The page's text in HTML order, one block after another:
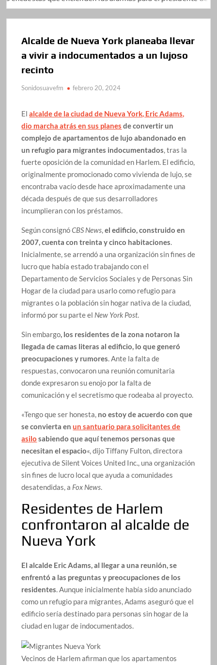
Alcalde de Nueva York planeaba llevar
a vivir a indocumentados a un lujoso
recinto
Sonidosuavefm febrero 20, 2024
Elalcalde de la ciudad de Nueva York, Eric Adams,
dio marcha atrás en sus planes de convertir un
complejo de apartamentos de lujo abandonado en
un refugio para migrantes indocumentados, tras la
fuerte oposición de la comunidad en Harlem. El edificio,
originalmente promocionado como vivienda de lujo, se
encontraba vacío desde hace aproximadamente una
década después de que sus desarrolladores
incumplieran con los préstamos.
Según consignóCBS News,el edificio, construido en
2007, cuenta con treinta y cinco habitaciones.
Inicialmente, se arrendó a una organización sin fines de
lucro que había estado trabajando con el
Departamento de Servicios Sociales y de Personas Sin
Hogar de la ciudad para usarlo como refugio para
migrantes o la población sin hogar nativa de la ciudad,
informó por su parte el New York Post.
Sin embargo, los residentes de la zona notaron la
llegada de camas literas al edificio, lo que generó
preocupaciones y rumores. Ante la falta de
respuestas, convocaron una reunión comunitaria
donde expresaron su enojo por la falta de
comunicación y el secretismo que rodeaba al proyecto.
«Tengo que ser honesta, no estoy de acuerdo con que
se convierta enun santuario para solicitantes de
asilo sabiendo que aquí tenemos personas que
necesitan el espacio«, dijo Tiffany Fulton, directora
ejecutiva de Silent Voices United Inc., una organización
sin fines de lucro local que ayuda a comunidades
desatendidas, a Fox News.
Residentes de Harlem
confrontaron al alcalde de
Nueva York
El alcalde Eric Adams, al llegar a una reunión,se
enfrentó a las preguntas y preocupaciones de los
residentes. Aunque inicialmente había sido anunciado
como un refugio para migrantes, Adams aseguró que el
edificio sería destinado para personas sin hogar de la
ciudad en lugar de indocumentados.
Vecinos de Harlem afirman que los apartamentos